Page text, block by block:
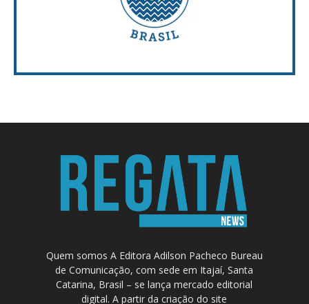
Quem somos A Editora Adilson Pacheco Bureau
de Comunicação, com sede em Itajaí, Santa
Catarina, Brasil – se lança mercado editorial
digital. A partir da criação do site